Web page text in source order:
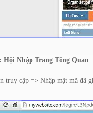
Hội Nhập Trang Tổng Quan
truy cập => Nhập mật mã đã